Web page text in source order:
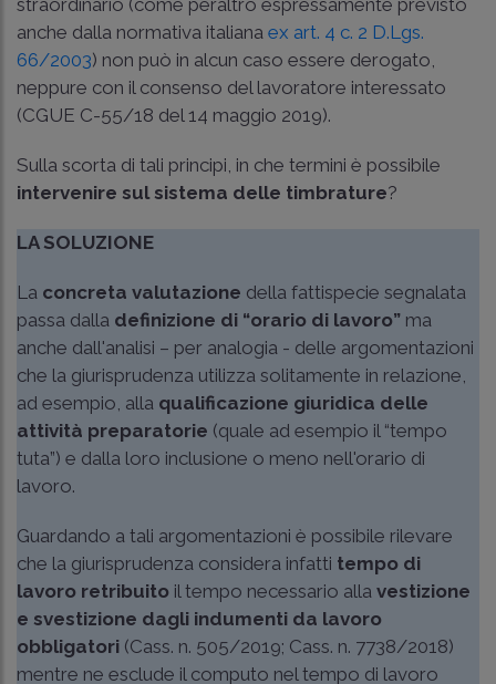
anche dalla normativa italiana ex art. 4 c. 2 D.Lgs.
66/2003) non può in alcun caso essere derogato,
neppure con il consenso del lavoratore interessato
(CGUE C-55/18 del 14 maggio 2019).
Sulla scorta di tali principi, in che termini è possibile
intervenire sul sistema delle timbrature?
LA SOLUZIONE
La concreta valutazione della fattispecie segnalata
passa dalla definizione di “orario di lavoro” ma
anche dall'analisi – per analogia - delle argomentazioni
che la giurisprudenza utilizza solitamente in relazione,
ad esempio, alla qualificazione giuridica delle
attività preparatorie (quale ad esempio il “tempo
tuta”) e dalla loro inclusione o meno nell'orario di
lavoro.
Guardando a tali argomentazioni è possibile rilevare
che la giurisprudenza considera infatti tempo di
lavoro retribuito il tempo necessario alla vestizione
e svestizione dagli indumenti da lavoro
obbligatori (Cass. n. 505/2019; Cass. n. 7738/2018)
mentre ne esclude il computo nel tempo di lavoro